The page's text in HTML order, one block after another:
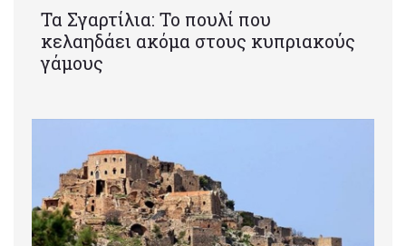
Τα Σγαρτίλια: Το πουλί που
κελαηδάει ακόμα στους κυπριακούς
γάμους